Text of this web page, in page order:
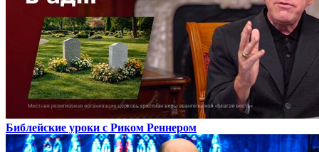
Библейские уроки с Риком Реннером